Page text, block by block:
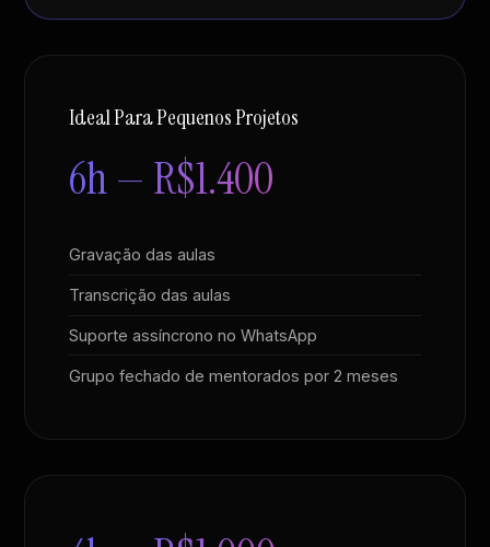
Ideal Para Pequenos Projetos
6h — R$1.400
Gravação das aulas
Transcrição das aulas
Suporte assíncrono no WhatsApp
Grupo fechado de mentorados por 2 meses